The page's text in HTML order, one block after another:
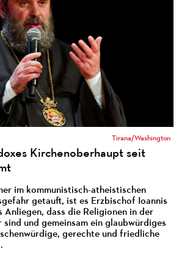
Tirana/Washington
Kirchenoberhaupt seit
im kommunistisch-atheistischen
getauft, ist es Erzbischof Ioannis
Anliegen, dass die Religionen in der
und gemeinsam ein glaubwürdiges
gerechte und friedliche